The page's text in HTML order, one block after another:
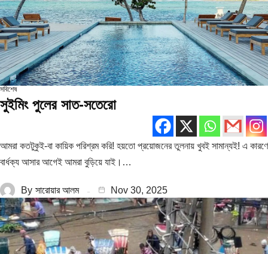
সবিশেষ
সুইমিং পুলের সাত-সতেরো
আমরা কতটুকুই-বা কায়িক পরিশ্রম করি! হয়তো প্রয়োজনের তুলনায় খুবই সামান্যই! এ কারণে
বার্ধক্য আসার আগেই আমরা বুড়িয়ে যাই।…
By সারোয়ার আলম Nov 30, 2025